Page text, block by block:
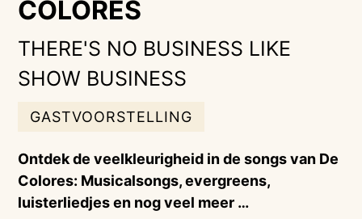
COLORES
THERE'S NO BUSINESS LIKE
SHOW BUSINESS
GASTVOORSTELLING
Ontdek de veelkleurigheid in de songs van De
Colores: Musicalsongs, evergreens,
luisterliedjes en nog veel meer …